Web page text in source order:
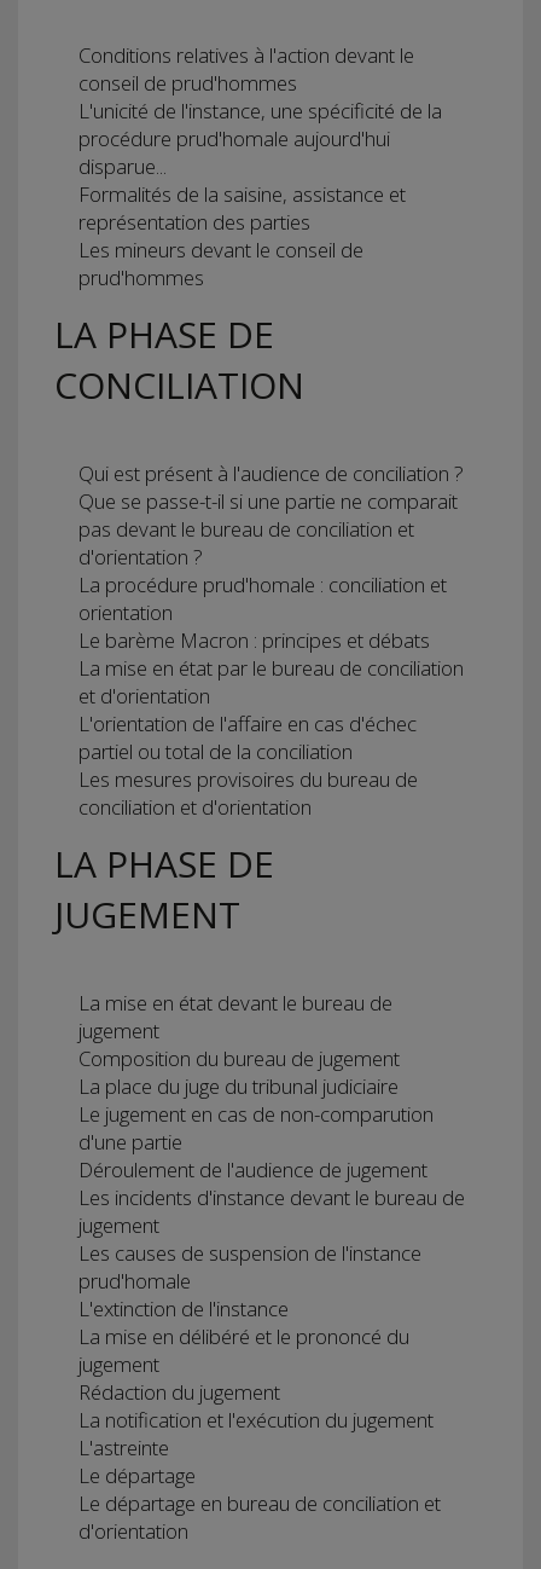
Conditions relatives à l'action devant le
conseil de prud'hommes
L'unicité de l'instance, une spécificité de la
procédure prud'homale aujourd'hui
disparue...
Formalités de la saisine, assistance et
représentation des parties
Les mineurs devant le conseil de
prud'hommes
LA PHASE DE
CONCILIATION
Qui est présent à l'audience de conciliation ?
Que se passe-t-il si une partie ne comparait
pas devant le bureau de conciliation et
d'orientation ?
La procédure prud'homale : conciliation et
orientation
Le barème Macron : principes et débats
La mise en état par le bureau de conciliation
et d'orientation
L'orientation de l'affaire en cas d'échec
partiel ou total de la conciliation
Les mesures provisoires du bureau de
conciliation et d'orientation
LA PHASE DE
JUGEMENT
La mise en état devant le bureau de
jugement
Composition du bureau de jugement
La place du juge du tribunal judiciaire
Le jugement en cas de non-comparution
d'une partie
Déroulement de l'audience de jugement
Les incidents d'instance devant le bureau de
jugement
Les causes de suspension de l'instance
prud'homale
L'extinction de l'instance
La mise en délibéré et le prononcé du
jugement
Rédaction du jugement
La notification et l'exécution du jugement
L'astreinte
Le départage
Le départage en bureau de conciliation et
d'orientation